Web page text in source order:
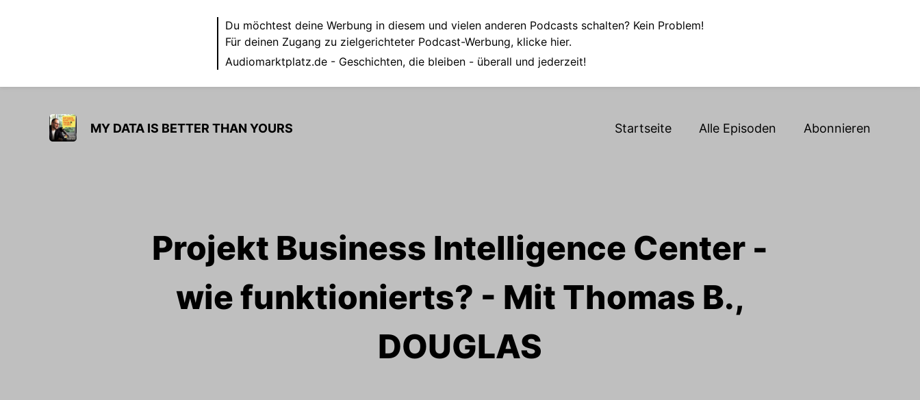
Du möchtest deine Werbung in diesem und vielen anderen Podcasts schalten? Kein Problem!
Für deinen Zugang zu zielgerichteter Podcast-Werbung, klicke hier.
Audiomarktplatz.de- Geschichten, die bleiben - überall und jederzeit!
MY DATA IS BETTER THAN YOURS Startseite Alle Episoden Abonnieren
Projekt Business Intelligence Center -
wie funktionierts? - Mit Thomas B.,
DOUGLAS